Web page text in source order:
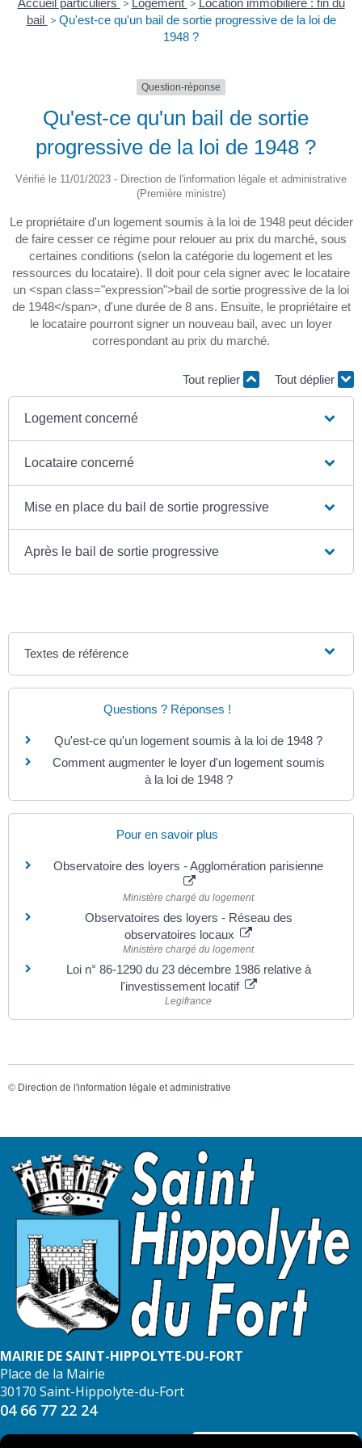
Accueil particuliers > Logement > Location immobilière : fin du
bail > Qu'est-ce qu'un bail de sortie progressive de la loi de
1948 ?
Question-réponse
Qu'est-ce qu'un bail de sortie
progressive de la loi de 1948 ?
Vérifié le 11/01/2023 - Direction de l'information légale et administrative
(Première ministre)
Le propriétaire d'un logement soumis à la loi de 1948 peut décider
de faire cesser ce régime pour relouer au prix du marché, sous
certaines conditions (selon la catégorie du logement et les
ressources du locataire). Il doit pour cela signer avec le locataire
un <span class="expression">bail de sortie progressive de la loi
de 1948</span>, d'une durée de 8 ans. Ensuite, le propriétaire et
le locataire pourront signer un nouveau bail, avec un loyer
correspondant au prix du marché.
Tout replier Tout déplier
Logement concerné
Locataire concerné
Mise en place du bail de sortie progressive
Après le bail de sortie progressive
Textes de référence
Questions ? Réponses !
Qu'est-ce qu'un logement soumis à la loi de 1948 ?
Comment augmenter le loyer d'un logement soumis
à la loi de 1948 ?
Pour en savoir plus
Observatoire des loyers - Agglomération parisienne
Ministère chargé du logement
Observatoires des loyers - Réseau des
observatoires locaux
Ministère chargé du logement
Loi n° 86-1290 du 23 décembre 1986 relative à
l'investissement locatif
Legifrance
© Direction de l'information légale et administrative
MAIRIE DE SAINT-HIPPOLYTE-DU-FORT
Place de la Mairie
30170 Saint-Hippolyte-du-Fort
04 66 77 22 24